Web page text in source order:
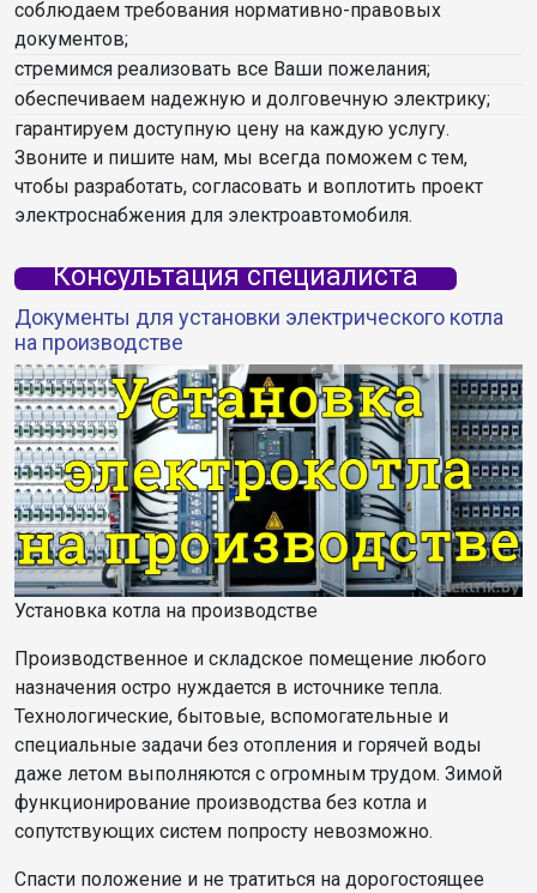
соблюдаем требования нормативно-правовых
документов;
стремимся реализовать все Ваши пожелания;
обеспечиваем надежную и долговечную электрику;
гарантируем доступную цену на каждую услугу.
Звоните и пишите нам, мы всегда поможем с тем,
чтобы разработать, согласовать и воплотить проект
электроснабжения для электроавтомобиля.
Консультация специалиста
Документы для установки электрического котла
на производстве
Установка котла на производстве
Производственное и складское помещение любого
назначения остро нуждается в источнике тепла.
Технологические, бытовые, вспомогательные и
специальные задачи без отопления и горячей воды
даже летом выполняются с огромным трудом. Зимой
функционирование производства без котла и
сопутствующих систем попросту невозможно.
Спасти положение и не тратиться на дорогостоящее